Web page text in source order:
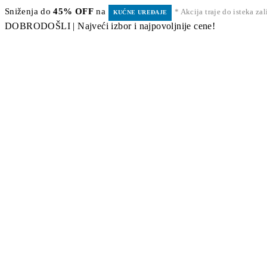
Sniženja do45% OFF na KUĆNE UREĐAJE * Akcija traje do isteka
DOBRODOŠLI | Najveći izbor i najpovoljnije cene!